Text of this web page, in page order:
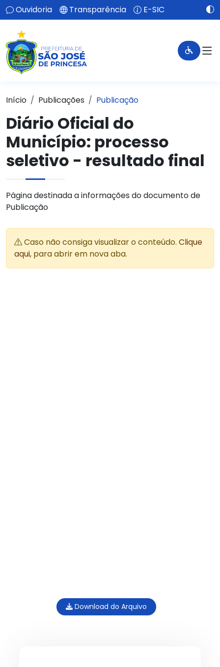
Ouvidoria Transparência E-SIC
Início Publicações Publicação
Diário Oficial do
Município: processo
seletivo - resultado final
Página destinada a informações do documento de
Publicação
Caso não consiga visualizar o conteúdo. Clique
aqui, para abrir em nova aba.
Download do Arquivo